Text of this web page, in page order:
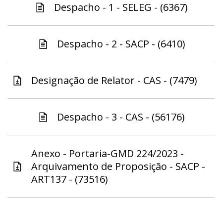
Despacho - 1 - SELEG - (6367)
Despacho - 2 - SACP - (6410)
Designação de Relator - CAS - (7479)
Despacho - 3 - CAS - (56176)
Anexo - Portaria-GMD 224/2023 -
Arquivamento de Proposição - SACP -
ART137 - (73516)